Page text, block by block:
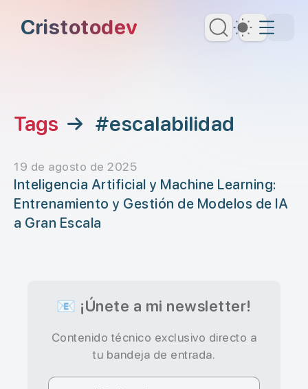
Cristotodev Dark
Tags → #escalabilidad
19 de agosto de 2025
Inteligencia Artificial y Machine Learning:
Entrenamiento y Gestión de Modelos de IA
a Gran Escala
📧 ¡Únete a mi newsletter!
Contenido técnico exclusivo directo a
tu bandeja de entrada.